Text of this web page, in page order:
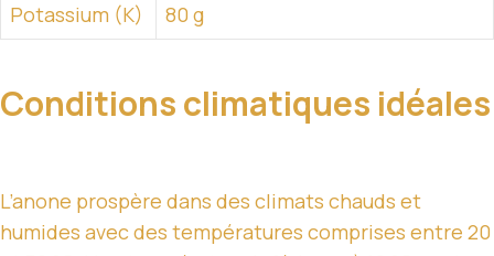
Potassium (K) 80 g
Conditions climatiques idéales
L’anone prospère dans des climats chauds et
humides avec des températures comprises entre 20